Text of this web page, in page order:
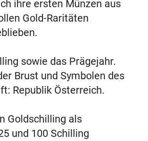
ihre ersten Münzen aus
Gold-Raritäten
sowie das Prägejahr.
Brust und Symbolen des
Republik Österreich.
Goldschilling als
und 100 Schilling